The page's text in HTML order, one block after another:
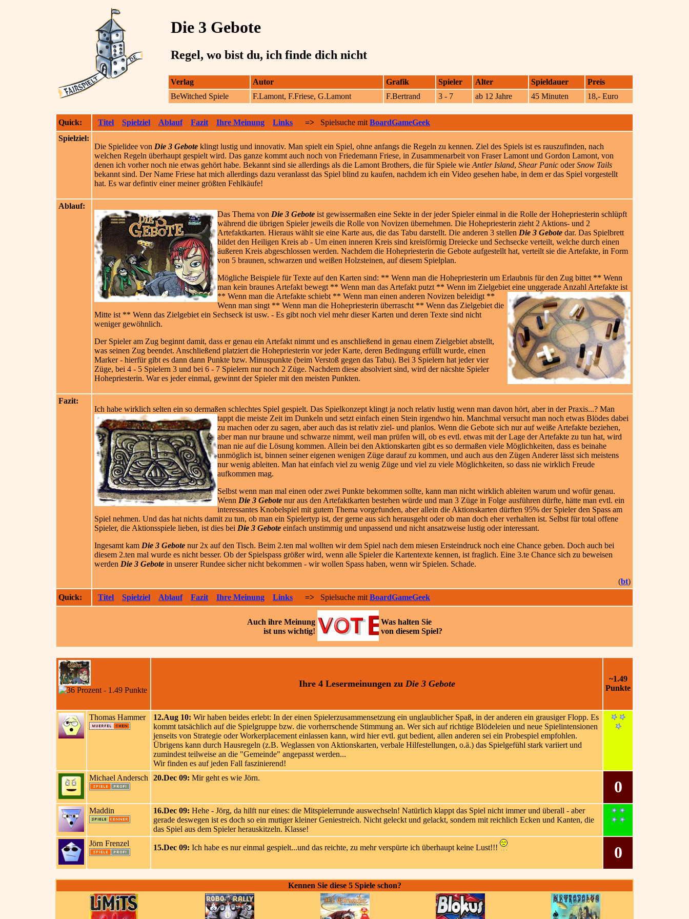
Die 3 Gebote
Regel, wo bist du, ich finde dich nicht
Verlag Autor Grafik Spieler Alter Spieldauer
Preis
BeWitched Spiele
F.Lamont, F.Friese, G.Lamont F.Bertrand 3 - 7 ab 12 Jahre 45 Minuten 18,- Euro
Quick: Titel Spielziel Ablauf Fazit Ihre Meinung Links => Spielsuche mit BoardGameGeek
Spielziel:
Die Spielidee von Die 3 Gebote klingt lustig und innovativ. Man spielt ein Spiel, ohne anfangs die Regeln zu kennen. Ziel des Spiels ist es rauszufinden, nach
welchen Regeln überhaupt gespielt wird. Das ganze kommt auch noch von Friedemann Friese, in Zusammenarbeit von Fraser Lamont und Gordon Lamont, von
denen ich vorher noch nie etwas gehört habe. Bekannt sind sie allerdings als die Lamont Brothers, die für Spiele wie Antler Island, Shear Panic oderSnow Tails
bekannt sind. Der Name Friese hat mich allerdings dazu veranlasst das Spiel blind zu kaufen, nachdem ich ein Video gesehen habe, in dem er das Spiel vorgestellt
hat. Es war defintiv einer meiner größten Fehlkäufe!
Ablauf:
Das Thema von Die 3 Gebote ist gewissermaßen eine Sekte in der jeder Spieler einmal in die Rolle der Hohepriesterin schlüpft
während die übrigen Spieler jeweils die Rolle von Novizen übernehmen. Die Hohepriesterin zieht 2 Aktions- und 2
Artefaktkarten. Hieraus wählt sie eine Karte aus, die das Tabu darstellt. Die anderen 3 stellen Die 3 Gebote dar. Das Spielbrett
bildet den Heiligen Kreis ab - Um einen inneren Kreis sind kreisförmig Dreiecke und Sechsecke verteilt, welche durch einen
äußeren Kreis abgeschlossen werden. Nachdem die Hohepriesterin die Gebote aufgestellt hat, verteilt sie die Artefakte, in Form
von 5 braunen, schwarzen und weißen Holzsteinen, auf diesem Spielplan.
Mögliche Beispiele für Texte auf den Karten sind: ** Wenn man die Hohepriesterin um Erlaubnis für den Zug bittet ** Wenn
man kein braunes Artefakt bewegt ** Wenn man das Artefakt putzt ** Wenn im Zielgebiet eine unggerade Anzahl Artefakte ist
** Wenn man die Artefakte schiebt ** Wenn man einen anderen Novizen beleidigt **
Wenn man singt ** Wenn man die Hohepriesterin überrascht ** Wenn das Zielgebiet die
Mitte ist ** Wenn das Zielgebiet ein Sechseck ist usw. - Es gibt noch viel mehr dieser Karten und deren Texte sind nicht
weniger gewöhnlich.
Der Spieler am Zug beginnt damit, dass er genau ein Artefakt nimmt und es anschließend in genau einem Zielgebiet abstellt,
was seinen Zug beendet. Anschließend platziert die Hohepriesterin vor jeder Karte, deren Bedingung erfüllt wurde, einen
Marker - hierfür gibt es dann dann Punkte bzw. Minuspunkte (beim Verstoß gegen das Tabu). Bei 3 Spielern hat jeder vier
Züge, bei 4 - 5 Spielern 3 und bei 6 - 7 Spielern nur noch 2 Züge. Nachdem diese absolviert sind, wird der näcshte Spieler
Hohepriesterin. War es jeder einmal, gewinnt der Spieler mit den meisten Punkten.
Fazit:
Ich habe wirklich selten ein so dermaßen schlechtes Spiel gespielt. Das Spielkonzept klingt ja noch relativ lustig wenn man davon hört, aber in der Praxis...? Man
tappt die meiste Zeit im Dunkeln und setzt einfach einen Stein irgendwo hin. Manchmal versucht man noch etwas Blödes dabei
zu machen oder zu sagen, aber auch das ist relativ ziel- und planlos. Wenn die Gebote sich nur auf weiße Artefakte beziehen,
aber man nur braune und schwarze nimmt, weil man prüfen will, ob es evtl. etwas mit der Lage der Artefakte zu tun hat, wird
man nie auf die Lösung kommen. Allein bei den Aktionskarten gibt es so dermaßen viele Möglichkeiten, dass es beinahe
unmöglich ist, binnen seiner eigenen wenigen Züge darauf zu kommen, und auch aus den Zügen Anderer lässt sich meistens
nur wenig ableiten. Man hat einfach viel zu wenig Züge und viel zu viele Möglichkeiten, so dass nie wirklich Freude
aufkommen mag.
Selbst wenn man mal einen oder zwei Punkte bekommen sollte, kann man nicht wirklich ableiten warum und wofür genau.
Wenn Die 3 Gebote nur aus den Artefaktkarten bestehen würde und man 3 Züge in Folge ausführen dürfte, hätte man evtl. ein
interessantes Knobelspiel mit gutem Thema vorgefunden, aber allein die Aktionskarten dürften 95% der Spieler den Spass am
Spiel nehmen. Und das hat nichts damit zu tun, ob man ein Spielertyp ist, der gerne aus sich herausgeht oder ob man doch eher verhalten ist. Selbst für total offene
Spieler, die Aktionsspiele lieben, ist dies bei Die 3 Gebote einfach unstimmig und unpassend und nicht ansatzweise lustig oder interessant.
Ingesamt kam Die 3 Gebote nur 2x auf den Tisch. Beim 2.ten mal wollten wir dem Spiel nach dem miesen Ersteindruck noch eine Chance geben. Doch auch bei
diesem 2.ten mal wurde es nicht besser. Ob der Spielspass größer wird, wenn alle Spieler die Kartentexte kennen, ist fraglich. Eine 3.te Chance sich zu beweisen
werden Die 3 Gebote in unserer Rundee sicher nicht bekommen - wir wollen Spass haben, wenn wir Spielen. Schade.
(bt)
Quick:
Titel Spielziel Ablauf Fazit Ihre Meinung Links => Spielsuche mit BoardGameGeek
Auch ihre Meinung
ist uns wichtig!
Was halten Sie
von diesem Spiel?
Ihre 4 Lesermeinungenzu Die 3 Gebote
~1.49
Punkte
Thomas Hammer 12.Aug 10: Wir haben beides erlebt: In der einen Spielerzusammensetzung ein unglaublicher Spaß, in der anderen ein grausiger Flopp. Es
kommt tatsächlich auf die Spielgruppe bzw. die vorherrschende Stimmung an. Wer sich auf richtige Blödeleien und neue Spielintensionen
jenseits von Strategie oder Workerplacement einlassen kann, wird hier evtl. gut bedient, allen anderen sei ein Probespiel empfohlen.
Übrigens kann durch Hausregeln (z.B. Weglassen von Aktionskarten, verbale Hilfestellungen, o.ä.) das Spielgefühl stark variiert und
zumindest teilweise an die "Gemeinde" angepasst werden...
Wir finden es auf jeden Fall faszinierend!
Michael Andersch
20.Dec 09: Mir geht es wie Jörn. 0
Maddin 16.Dec 09: Hehe - Jörg, da hilft nur eines: die Mitspielerrunde auswechseln! Natürlich klappt das Spiel nicht immer und überall - aber
gerade deswegen ist es doch so ein mutiger kleiner Geniestreich. Nicht geleckt und gelackt, sondern mit reichlich Ecken und Kanten, die
das Spiel aus dem Spieler herauskitzeln. Klasse!
Jörn Frenzel
15.Dec 09: Ich habe es nur einmal gespielt...und das reichte, zu mehr verspürte ich überhaupt keine Lust!!! 0
Kennen Sie diese 5 Spiele schon?